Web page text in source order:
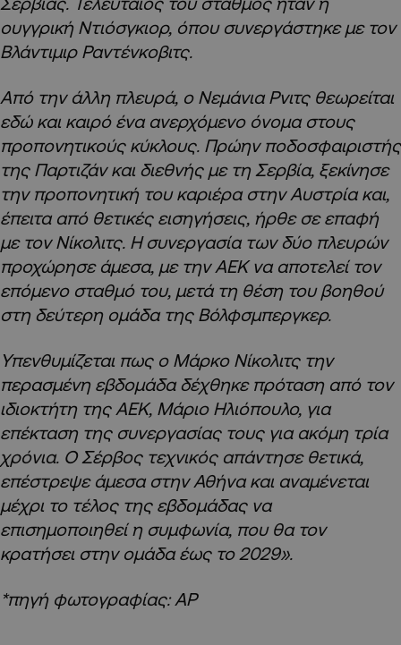
ουγγρική Ντιόσγκιορ, όπου συνεργάστηκε με τον
Βλάντιμιρ Ραντένκοβιτς.
Από την άλλη πλευρά, ο Νεμάνια Ρνιτς θεωρείται
εδώ και καιρό ένα ανερχόμενο όνομα στους
προπονητικούς κύκλους. Πρώην ποδοσφαιριστής
της Παρτιζάν και διεθνής με τη Σερβία, ξεκίνησε
την προπονητική του καριέρα στην Αυστρία και,
έπειτα από θετικές εισηγήσεις, ήρθε σε επαφή
με τον Νίκολιτς. Η συνεργασία των δύο πλευρών
προχώρησε άμεσα, με την ΑΕΚ να αποτελεί τον
επόμενο σταθμό του, μετά τη θέση του βοηθού
στη δεύτερη ομάδα της Βόλφσμπεργκερ.
Υπενθυμίζεται πως ο Μάρκο Νίκολιτς την
περασμένη εβδομάδα δέχθηκε πρόταση από τον
ιδιοκτήτη της ΑΕΚ, Μάριο Ηλιόπουλο, για
επέκταση της συνεργασίας τους για ακόμη τρία
χρόνια. Ο Σέρβος τεχνικός απάντησε θετικά,
επέστρεψε άμεσα στην Αθήνα και αναμένεται
μέχρι το τέλος της εβδομάδας να
επισημοποιηθεί η συμφωνία, που θα τον
κρατήσει στην ομάδα έως το 2029».
*πηγή φωτογραφίας: AP